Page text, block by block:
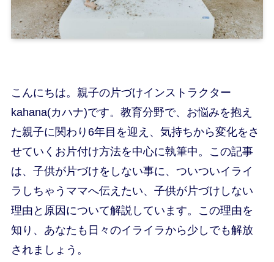
こんにちは。親子の片づけインストラクター
kahana(カハナ)です。教育分野で、お悩みを抱え
た親子に関わり6年目を迎え、気持ちから変化をさ
せていくお片付け方法を中心に執筆中。この記事
は、子供が片づけをしない事に、ついついイライ
ラしちゃうママへ伝えたい、子供が片づけしない
理由と原因について解説しています。この理由を
知り、あなたも日々のイライラから少しでも解放
されましょう。